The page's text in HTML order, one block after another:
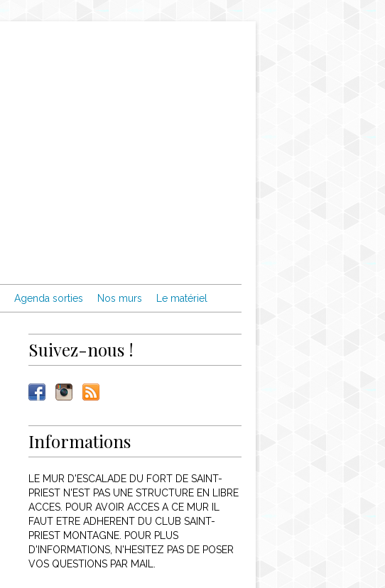
Agenda sorties Nos murs Le matériel
Suivez-nous !
Informations
LE MUR D'ESCALADE DU FORT DE SAINT-
PRIEST N'EST PAS UNE STRUCTURE EN LIBRE
ACCES. POUR AVOIR ACCES A CE MUR IL
FAUT ETRE ADHERENT DU CLUB SAINT-
PRIEST MONTAGNE. POUR PLUS
D'INFORMATIONS, N'HESITEZ PAS DE POSER
VOS QUESTIONS PAR MAIL.